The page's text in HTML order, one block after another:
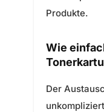
Produkte.
Wie
Der